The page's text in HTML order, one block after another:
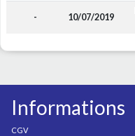
- 10/07/2019
Informations
CGV